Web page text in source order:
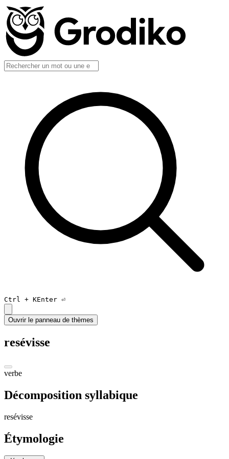
Ctrl + KEnter ⏎
Ouvrir le panneau de thèmes
resévisse
verbe
Décomposition syllabique
resévisse
Étymologie